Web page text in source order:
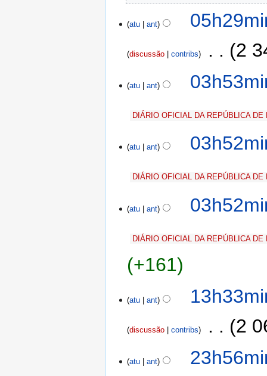
atu ant
discussão contribs 2
atu ant
DIÁRIO OFICIAL DA REPÚBLICA DE
atu ant
DIÁRIO OFICIAL DA REPÚBLICA DE
atu ant
DIÁRIO OFICIAL DA REPÚBLICA DE
+161
atu ant
discussão contribs 2
atu ant